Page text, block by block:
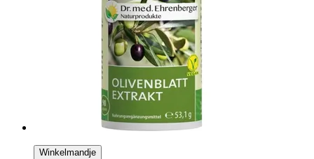
Winkelmandje